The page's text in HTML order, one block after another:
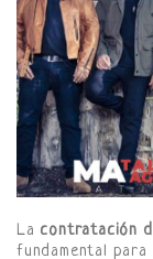
La contratación
fundamental para